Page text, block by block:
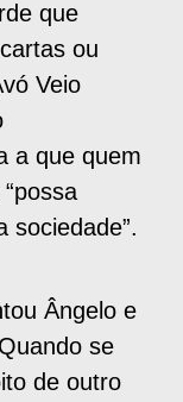
que
ou
Veio
a que quem
sociedade”.
Ângelo e
se
de outro